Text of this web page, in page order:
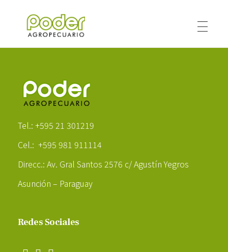
Tel.: +595 21 301219
Cel.: +595 981 911114
Direcc.: Av. Gral Santos 2576 c/ Agustín Yegros
Asunción – Paraguay
Redes Sociales